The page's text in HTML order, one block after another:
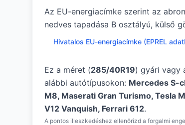
Az EU-energiacímke szerint az
nedves tapadása B osztályú, külső
Hivatalos EU-energiacímke (EPREL
Ez a méret (285/40R19) gyári vagy
alábbi autótípusokon: Mercedes S-
M8, Maserati Gran Turismo, Tesla
V12 Vanquish, Ferrari 612.
A pontos illeszkedéshez ellenőrizd a forgalmi